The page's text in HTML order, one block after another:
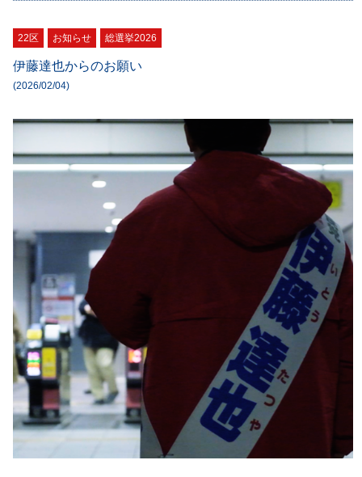
22区 お知らせ 総選挙2026
伊藤達也からのお願い
(2026/02/04)